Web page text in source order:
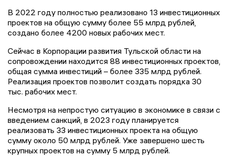
В 2022 году полностью реализовано 13 инвестиционных
проектов на общую сумму более 55 млрд рублей,
создано более 4200 новых рабочих мест.
Сейчас в Корпорации развития Тульской области на
сопровождении находится 88 инвестиционных проектов,
общая сумма инвестиций – более 335 млрд рублей.
Реализация проектов позволит создать порядка 30
тыс. рабочих мест.
Несмотря на непростую ситуацию в экономике в связи с
введением санкций, в 2023 году планируется
реализовать 33 инвестиционных проекта на общую
сумму около 50 млрд рублей. Уже завершено шесть
крупных проектов на сумму 5 млрд рублей.